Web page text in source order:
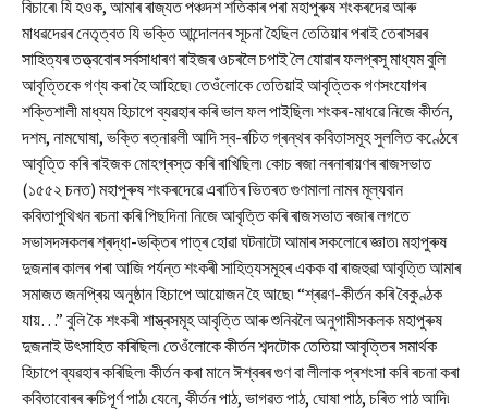
বিচাৰে৷ যি হওক, আমাৰ ৰাজ্যত পঞ্চদশ শতিকাৰ পৰা মহাপুৰুষ শংকৰদেৱ আৰু
মাধৱদেৱৰ নেতৃত্বত যি ভক্তি আন্দোলনৰ সূচনা হৈছিল তেতিয়াৰ পৰাই তেৰাসৱৰ
সাহিত্যৰ তত্ত্ববোৰ সৰ্বসাধাৰণ ৰাইজৰ ওচৰলৈ চপাই লৈ যোৱাৰ ফলপ্ৰসূ মাধ্যম বুলি
আবৃত্তিকে গণ্য কৰা হৈ আহিছে৷ তেওঁলোকে তেতিয়াই আবৃত্তিক গণসংযোগৰ
শক্তিশালী মাধ্যম হিচাপে ব্যৱহাৰ কৰি ভাল ফল পাইছিল৷ শংকৰ-মাধৱে নিজে কীৰ্তন,
দশম, নামঘোষা, ভক্তি ৰত্নাৱলী আদি স্ব-ৰচিত গ্ৰন্থৰ কবিতাসমূহ সুললিত কণ্ঠেৰে
আবৃত্তি কৰি ৰাইজক মোহগ্ৰস্ত কৰি ৰাখিছিল৷ কোচ ৰজা নৰনাৰায়ণৰ ৰাজসভাত
(১৫৫২ চনত) মহাপুৰুষ শংকৰদেৱে এৰাতিৰ ভিতৰত গুণমালা নামৰ মূল্যবান
কবিতাপুথিখন ৰচনা কৰি পিছদিনা নিজে আবৃত্তি কৰি ৰাজসভাত ৰজাৰ লগতে
সভাসদসকলৰ শ্ৰদ্ধা-ভক্তিৰ পাত্ৰ হোৱা ঘটনাটো আমাৰ সকলোৰে জ্ঞাত৷ মহাপুৰুষ
দুজনাৰ কালৰ পৰা আজি পৰ্যন্ত শংকৰী সাহিত্যসমূহৰ একক বা ৰাজহুৱা আবৃত্তি আমাৰ
সমাজত জনপ্ৰিয় অনুষ্ঠান হিচাপে আয়োজন হৈ আছে৷ “শ্ৰৱণ-কীৰ্তন কৰি বৈকুণ্ঠক
যায়…” বুলি কৈ শংকৰী শাস্ত্ৰসমূহ আবৃত্তি আৰু শুনিবলৈ অনুগামীসকলক মহাপুৰুষ
দুজনাই উৎসাহিত কৰিছিল৷ তেওঁলোকে কীৰ্তন শব্দটোক তেতিয়া আবৃত্তিৰ সমাৰ্থক
হিচাপে ব্যৱহাৰ কৰিছিল৷ কীৰ্তন কৰা মানে ঈশ্বৰৰ গুণ বা লীলাক প্ৰশংসা কৰি ৰচনা কৰা
কবিতাবোৰৰ ৰুচিপূৰ্ণ পাঠ৷ যেনে, কীৰ্তন পাঠ, ভাগৱত পাঠ, ঘোষা পাঠ, চৰিত পাঠ আদি৷